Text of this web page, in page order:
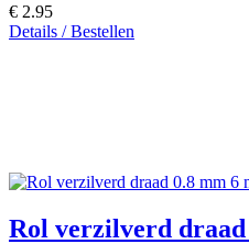
€ 2.95
Details / Bestellen
Rol verzilverd